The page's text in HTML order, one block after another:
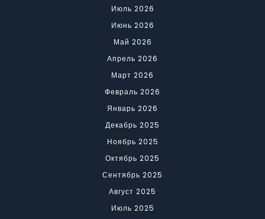
Июль 2026
Июнь 2026
Май 2026
Апрель 2026
Март 2026
Февраль 2026
Январь 2026
Декабрь 2025
Ноябрь 2025
Октябрь 2025
Сентябрь 2025
Август 2025
Июль 2025